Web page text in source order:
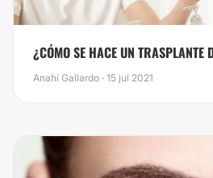
¿CÓMO SE HACE UN TRASPLANTE
Anahí Gallardo · 15 jul 2021